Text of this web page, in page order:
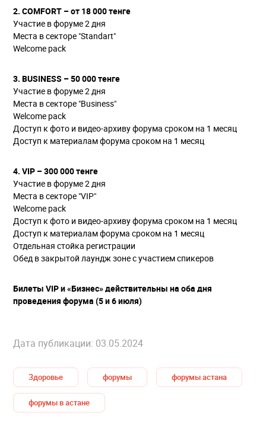
2. COMFORT – от 18 000 тенге
Участие в форуме 2 дня
Места в секторе "Standart"
Welcome pack
3. BUSINESS – 50 000 тенге
Участие в форуме 2 дня
Места в секторе "Business"
Welcome pack
Доступ к фото и видео-архиву форума сроком на 1 месяц
Доступ к материалам форума сроком на 1 месяц
4. VIP – 300 000 тенге
Участие в форуме 2 дня
Места в секторе "VIP"
Welcome pack
Доступ к фото и видео-архиву форума сроком на 1 месяц
Доступ к материалам форума сроком на 1 месяц
Отдельная стойка регистрации
Обед в закрытой лаундж зоне с участием спикеров
Билеты VIP и «Бизнес» действительны на оба дня
проведения форума (5 и 6 июля)
Дата публикации: 03.05.2024
Здоровье форумы форумы астана
форумы в астане